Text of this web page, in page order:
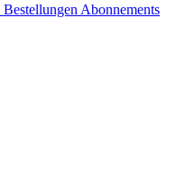
Bestellungen Abonnements